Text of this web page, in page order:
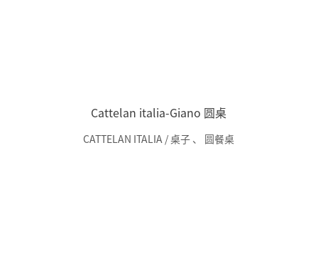
Cattelan italia-Giano 圆桌
CATTELAN ITALIA / 桌子 、 圆餐桌